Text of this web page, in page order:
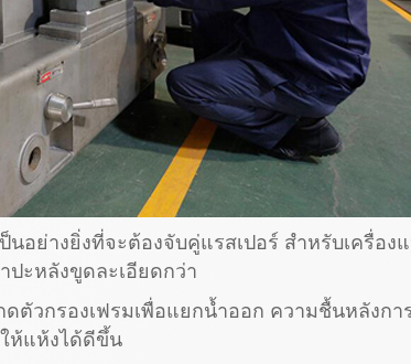
ย่างยิ่งที่จะต้องจับคู่แรสเปอร์ สำหรับเครื่อง
ปะหลังขูดละเอียดกว่า
ตัวกรองเฟรมเพื่อแยกน้ำออก ความชื้นหลังก
ห้แห้งได้ดีขึ้น